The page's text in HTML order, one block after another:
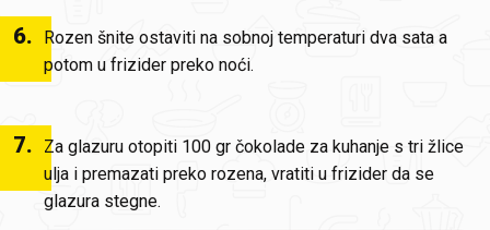
6.
Rozen šnite ostaviti na sobnoj temperaturi dva sata a
potom u frizider preko noći.
7.
Za glazuru otopiti 100 gr čokolade za kuhanje s tri žlice
ulja i premazati preko rozena, vratiti u frizider da se
glazura stegne.